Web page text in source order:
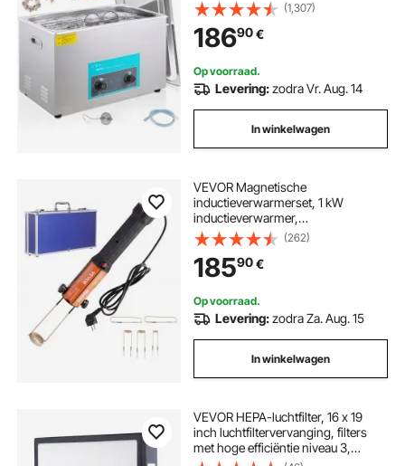
(1,307)
18690€
Op voorraad.
Levering:zodra Vr. Aug. 14
In winkelwagen
VEVOR Magnetische
inductieverwarmerset, 1 kW
inductieverwarmer,
boutinductieverwarmer met 10
inductiespoelen, boutverwijderaar
voor inductieverwarmers voor het
verwijderen van bouten en moeren
(262)
18590€
Op voorraad.
Levering:zodra Za. Aug. 15
In winkelwagen
VEVOR HEPA-luchtfilter, 16 x 19
inch luchtfiltervervanging, filters
met hoge efficiëntie niveau 3,
compatibel met BlueDri & VEVOR-